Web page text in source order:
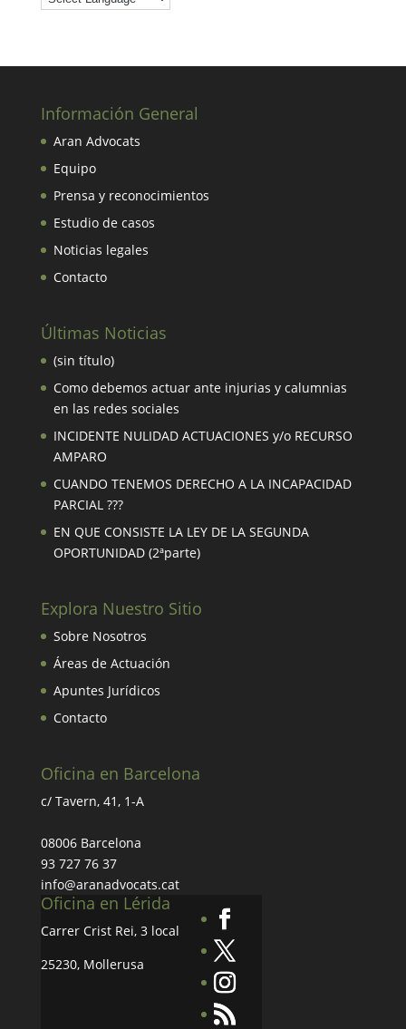
Información General
Aran Advocats
Equipo
Prensa y reconocimientos
Estudio de casos
Noticias legales
Contacto
Últimas Noticias
(sin título)
Como debemos actuar ante injurias y calumnias
en las redes sociales
INCIDENTE NULIDAD ACTUACIONES y/o RECURSO
AMPARO
CUANDO TENEMOS DERECHO A LA INCAPACIDAD
PARCIAL ???
EN QUE CONSISTE LA LEY DE LA SEGUNDA
OPORTUNIDAD (2ªparte)
Explora Nuestro Sitio
Sobre Nosotros
Áreas de Actuación
Apuntes Jurídicos
Contacto
Oficina en Barcelona
c/ Tavern, 41, 1-A
08006 Barcelona
93 727 76 37
info@aranadvocats.cat
Oficina en Lérida
Carrer Crist Rei, 3 local
25230, Mollerusa